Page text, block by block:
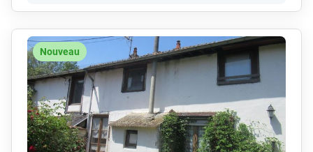
Nouveau